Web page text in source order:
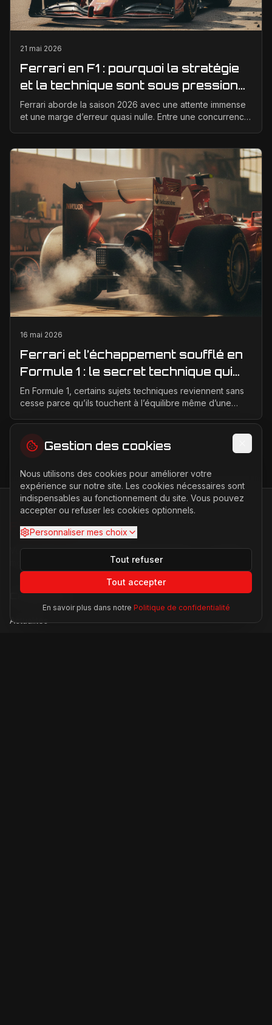
21 mai 2026
Ferrari en F1 : pourquoi la stratégie
et la technique sont sous pression
en 2026
Ferrari aborde la saison 2026 avec une attente immense
et une marge d’erreur quasi nulle. Entre une concurrence
16 mai 2026
Ferrari et l’échappement soufflé en
Formule 1 : le secret technique qui
alimente encore les débats
En Formule 1, certains sujets techniques reviennent sans
cesse parce qu’ils touchent à l’équilibre même d’une
FERRARI PASSION
Votre source d'actualités sur l'univers Ferrari. F1, nouveaux
modèles, histoire légendaire.
Catégories
Actualités
Gestion des cookies
Nous utilisons des cookies pour améliorer votre
expérience sur notre site. Les cookies nécessaires sont
indispensables au fonctionnement du site. Vous pouvez
accepter ou refuser les cookies optionnels.
Personnaliser mes choix
Tout refuser
Tout accepter
En savoir plus dans notre Politique de confidentialité